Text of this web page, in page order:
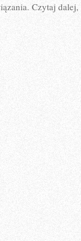
Czytaj